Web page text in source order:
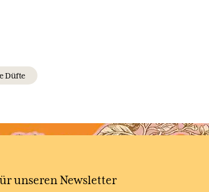
Düfte
unseren Newsletter